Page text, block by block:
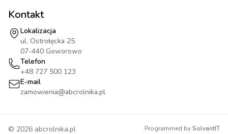
Kontakt
Lokalizacja
ul. Ostrołęcka 25
07-440 Goworowo
Telefon
+48 727 500 123
E-mail
zamowienia@abcrolnika.pl
© 2026 abcrolnika.pl Programmed bySolvantIT